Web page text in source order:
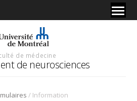
de médecine
de neurosciences
/ Information